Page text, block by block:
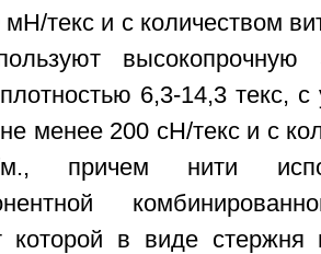
текс и с количеством
6,3-14,3 текс,
не менее 200 сН/текс и с
причем нити
которой в виде стержня